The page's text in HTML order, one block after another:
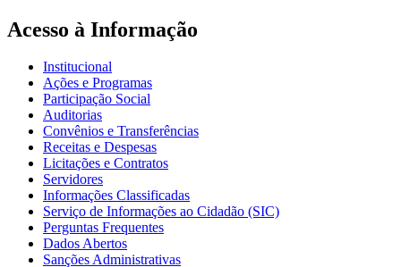
Acesso à Informação
Institucional
Ações e Programas
Participação Social
Auditorias
Convênios e Transferências
Receitas e Despesas
Licitações e Contratos
Servidores
Informações Classificadas
Serviço de Informações ao Cidadão (SIC)
Perguntas Frequentes
Dados Abertos
Sanções Administrativas